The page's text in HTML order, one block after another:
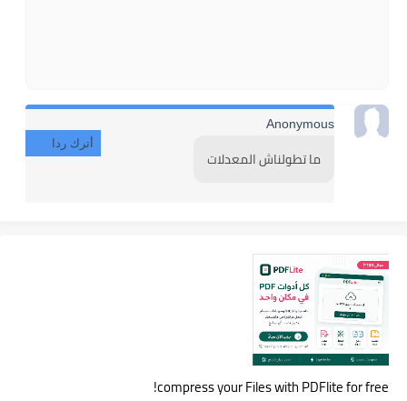
Anonymous
ما تطولناش المعدلات
أترك ردا
compress your Files with PDFlite for free!